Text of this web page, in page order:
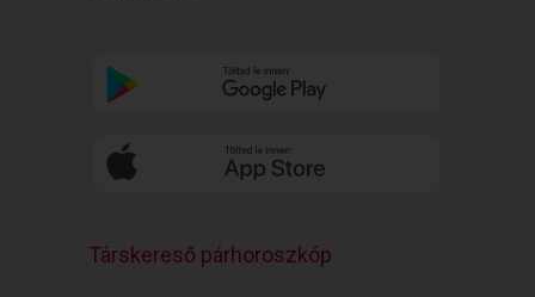
Társkereső párhoroszkóp